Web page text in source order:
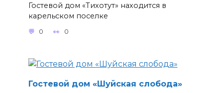
Гостевой дом «Тихотут» находится в
карельском поселке
0 0
Гостевой дом «Шуйская слобода»